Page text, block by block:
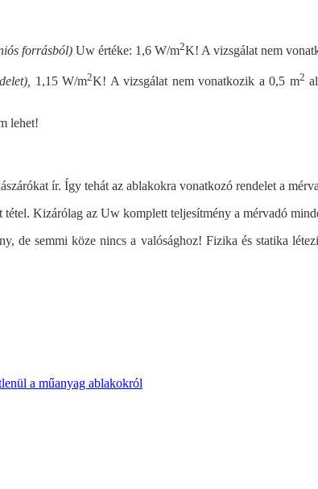
forrásból) Uw értéke: 1,6 W/m2K! A vizsgálat nem
1,15 W/m2K! A vizsgálat nem vonatkozik a 0,5 m2
lehet!
ír. Így tehát az ablakokra vonatkozó rendelet a
Kizárólag az Uw komplett teljesítmény a mérvadó
de semmi köze nincs a valósághoz! Fizika és statika